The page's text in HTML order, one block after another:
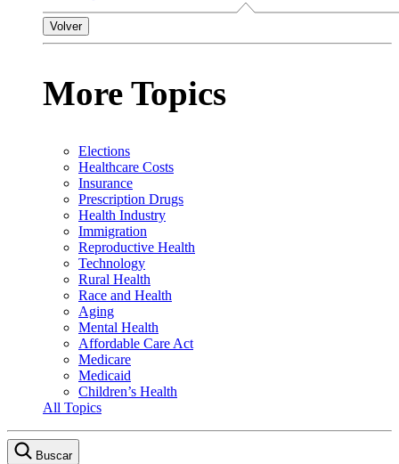
Volver
More Topics
Elections
Healthcare Costs
Insurance
Prescription Drugs
Health Industry
Immigration
Reproductive Health
Technology
Rural Health
Race and Health
Aging
Mental Health
Affordable Care Act
Medicare
Medicaid
Children’s Health
All Topics
Buscar